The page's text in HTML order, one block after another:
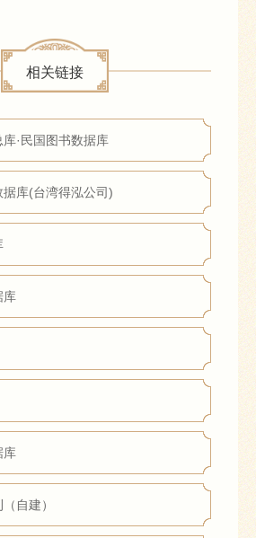
相关链接
·民国图书数据库
库(台湾得泓公司)
库
库
自建）